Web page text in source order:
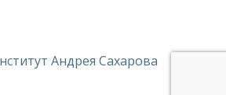
Андрея Сахарова